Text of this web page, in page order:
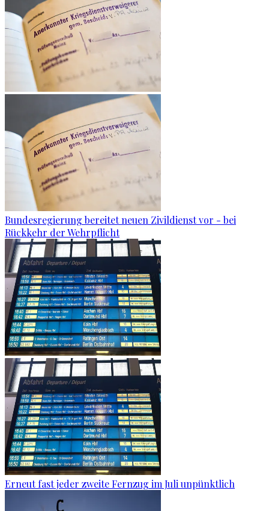
Bundesregierung bereitet neuen Zivildienst vor - bei
Rückkehr der Wehrpflicht
Erneut fast jeder zweite Fernzug im Juli unpünktlich